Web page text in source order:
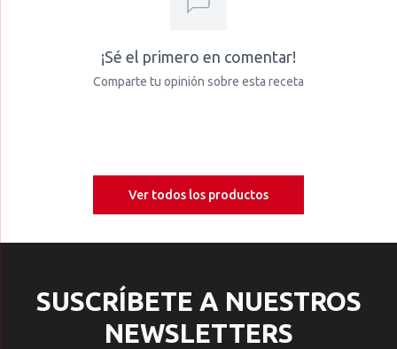
¡Sé el primero en comentar!
Comparte tu opinión sobre esta receta
Ver todos los productos
SUSCRÍBETE A NUESTROS
NEWSLETTERS